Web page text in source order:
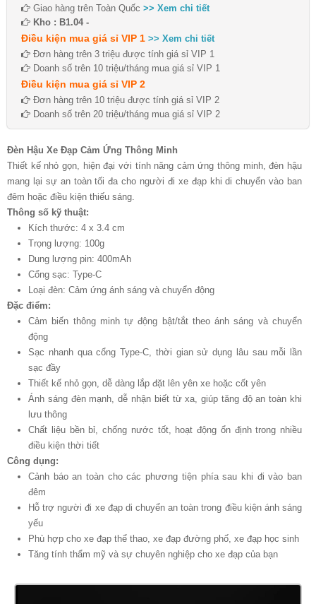
Giao hàng trên Toàn Quốc >> Xem chi tiết
Kho : B1.04 -
Điều kiện mua giá sỉ VIP 1 >> Xem chi tiết
Đơn hàng trên 3 triệu được tính giá sỉ VIP 1
Doanh số trên 10 triệu/tháng mua giá sỉ VIP 1
Điều kiện mua giá sỉ VIP 2
Đơn hàng trên 10 triệu được tính giá sỉ VIP 2
Doanh số trên 20 triệu/tháng mua giá sỉ VIP 2
Đèn Hậu Xe Đạp Cảm Ứng Thông Minh
Thiết kế nhỏ gọn, hiện đại với tính năng cảm ứng thông minh, đèn hậu
mang lại sự an toàn tối đa cho người đi xe đạp khi di chuyển vào ban
đêm hoặc điều kiện thiếu sáng.
Thông số kỹ thuật:
Kích thước: 4 x 3.4 cm
Trọng lượng: 100g
Dung lượng pin: 400mAh
Cổng sạc: Type-C
Loại đèn: Cảm ứng ánh sáng và chuyển động
Đặc điểm:
Cảm biến thông minh tự động bật/tắt theo ánh sáng và chuyển
động
Sạc nhanh qua cổng Type-C, thời gian sử dụng lâu sau mỗi lần
sạc đầy
Thiết kế nhỏ gọn, dễ dàng lắp đặt lên yên xe hoặc cốt yên
Ánh sáng đèn mạnh, dễ nhận biết từ xa, giúp tăng độ an toàn khi
lưu thông
Chất liệu bền bỉ, chống nước tốt, hoạt động ổn định trong nhiều
điều kiện thời tiết
Công dụng:
Cảnh báo an toàn cho các phương tiện phía sau khi đi vào ban
đêm
Hỗ trợ người đi xe đạp di chuyển an toàn trong điều kiện ánh sáng
yếu
Phù hợp cho xe đạp thể thao, xe đạp đường phố, xe đạp học sinh
Tăng tính thẩm mỹ và sự chuyên nghiệp cho xe đạp của bạn